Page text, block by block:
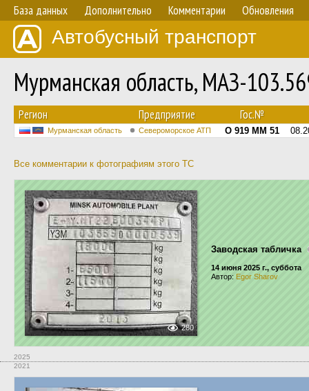
База данных Дополнительно Комментарии Обновления
Автобусный транспорт
Мурманская область, МАЗ-
Регион Предприятие Гос.№
Мурманская область Североморское АТП О 919 ММ 51
Все комментарии к фотографиям этого ТС
280
Заводская табличка
14 июня 2025 г., суббота
Автор: Egor Sharov
2025
2021